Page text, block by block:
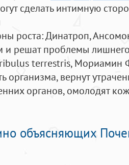
сделать интимную
роста: Динатроп,
и решат проблемы
terrestris, Мориамин
организма, вернут
органов, омолодят
объясняющих